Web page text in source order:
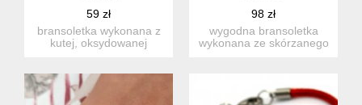
59 zł
bransoletka wykonana z
kutej, oksydowanej
98 zł
wygodna bransoletka
wykonana ze skórzanego